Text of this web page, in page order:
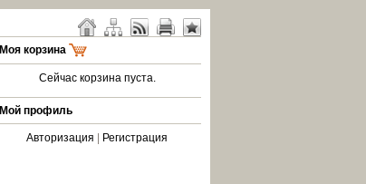
Моя корзина
Сейчас корзина пуста.
Мой профиль
Авторизация Регистрация